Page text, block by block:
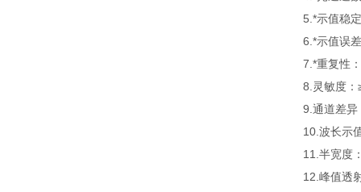
5. *示值稳
6. *示值误
7. *重复性
8. 灵敏度
9. 通道差异
10. 波长示
11. 半宽度
12. 峰值透